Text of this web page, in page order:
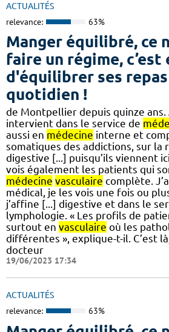
ACTUALITÉS
relevance: 63%
Manger équilibré, ce
faire un régime, c’est
d'équilibrer ses repas
quotidien !
de Montpellier depuis quinze ans.
intervient dans le service de
aussi en médecine interne et
somatiques des addictions, sur la
digestive [...] puisqu’ils viennent
vois également les patients qui
médecine vasculaire complète.
médical, je les vois une fois ou
j’affine [...] digestive et dans le
lymphologie. « Les profils de
surtout en vasculaire où les
différentes », explique-t-il. C’est
docteur
19/06/2023 17:34
ACTUALITÉS
relevance: 63%